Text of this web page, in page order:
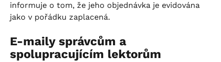
informuje o tom, že jeho objednávka je evidována
jako v pořádku zaplacená.
E-maily správcům a
spolupracujícím lektorům